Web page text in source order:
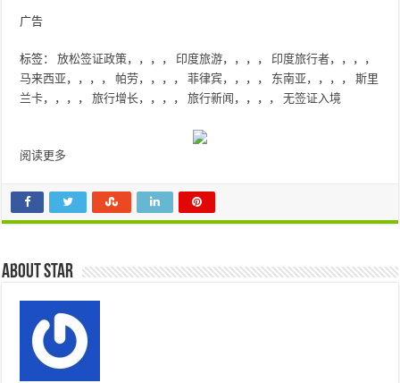
广告
标签：放松签证政策，，，， 印度旅游，，，， 印度旅行者，，，，
马来西亚 ，，，，帕劳，，，，菲律宾，，，， 东南亚 ，，，，斯里
兰卡，，，，旅行增长，，，，旅行新闻 ，，，，无签证入境
阅读更多
About star